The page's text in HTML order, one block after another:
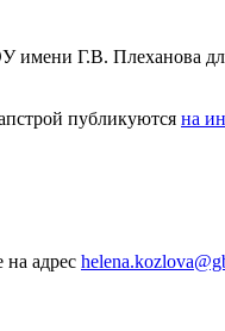
Г.В. Плеханова
публикуются на
адрес